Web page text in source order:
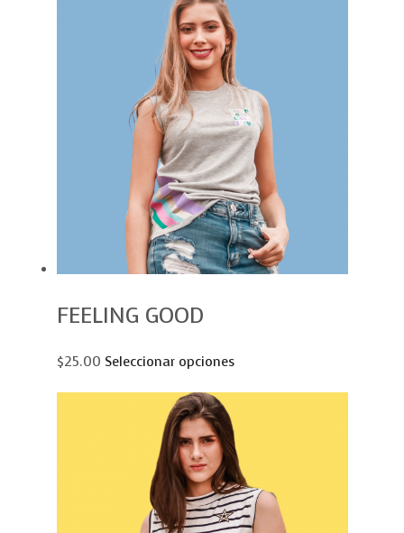
FEELING GOOD
$25.00 Seleccionar opciones